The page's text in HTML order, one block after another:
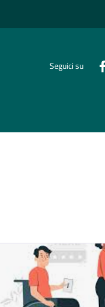
Seguici su